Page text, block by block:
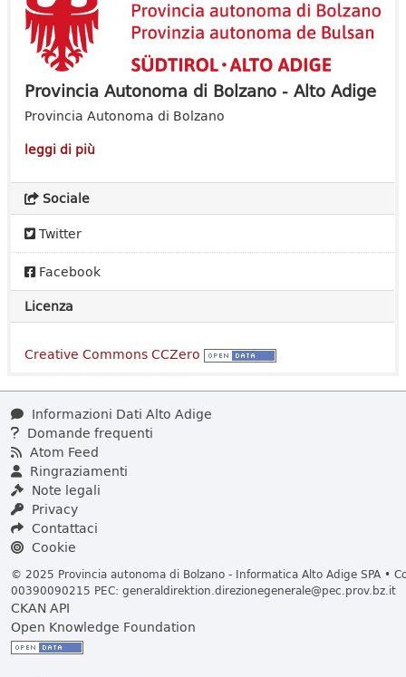
Provincia Autonoma di Bolzano - Alto Adige
Provincia Autonoma di Bolzano
leggi di più
Sociale
Twitter
Facebook
Licenza
Creative Commons CCZero
Informazioni Dati Alto Adige
Domande frequenti
Atom Feed
Ringraziamenti
Note legali
Privacy
Contattaci
Cookie
© 2025 Provincia autonoma di Bolzano - Informatica Alto Adige SPA •
00390090215 PEC: generaldirektion.direzionegenerale@pec.prov.bz.it
CKAN API
Open Knowledge Foundation